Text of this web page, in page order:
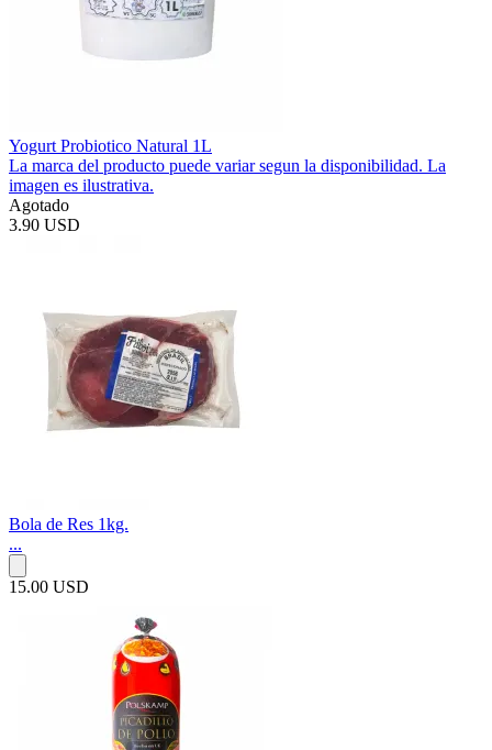
Yogurt Probiotico Natural 1L
La marca del producto puede variar segun la disponibilidad. La
imagen es ilustrativa.
Agotado
3.90 USD
Bola de Res 1kg.
...
15.00 USD